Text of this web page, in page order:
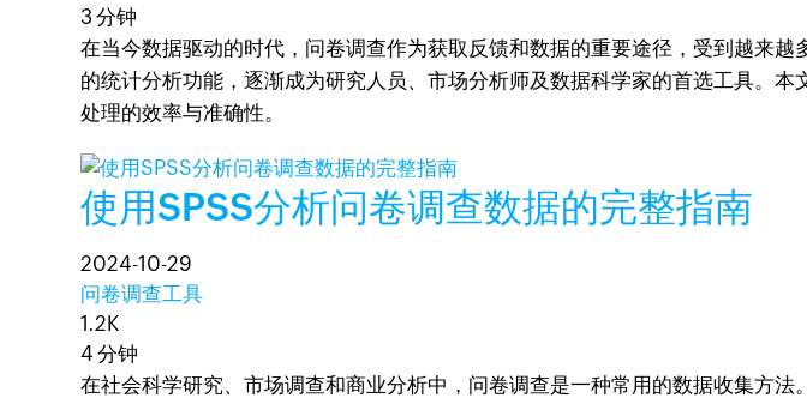
3 分钟
在当今数据驱动的时代，问卷调查作为获取反馈和数据的重要途径，受到越来
的统计分析功能，逐渐成为研究人员、市场分析师及数据科学家的首选工具。
处理的效率与准确性。
使用SPSS分析问卷调查数据的完整指南
2024-10-29
问卷调查工具
1.2K
4 分钟
在社会科学研究、市场调查和商业分析中，问卷调查是一种常用的数据收集方